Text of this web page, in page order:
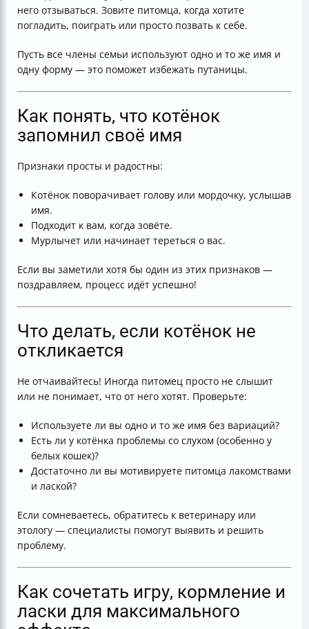
него отзываться. Зовите питомца, когда хотите
погладить, поиграть или просто позвать к себе.
Пусть все члены семьи используют одно и то же имя и
одну форму — это поможет избежать путаницы.
Как понять, что котёнок
запомнил своё имя
Признаки просты и радостны:
Котёнок поворачивает голову или мордочку, услышав
имя.
Подходит к вам, когда зовёте.
Мурлычет или начинает тереться о вас.
Если вы заметили хотя бы один из этих признаков —
поздравляем, процесс идёт успешно!
Что делать, если котёнок не
откликается
Не отчаивайтесь! Иногда питомец просто не слышит
или не понимает, что от него хотят. Проверьте:
Используете ли вы одно и то же имя без вариаций?
Есть ли у котёнка проблемы со слухом (особенно у
белых кошек)?
Достаточно ли вы мотивируете питомца лакомствами
и лаской?
Если сомневаетесь, обратитесь к ветеринару или
этологу — специалисты помогут выявить и решить
проблему.
Как сочетать игру, кормление и
ласки для максимального